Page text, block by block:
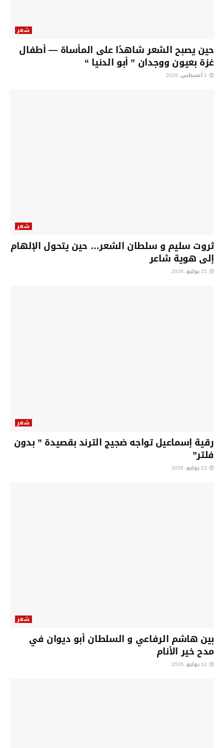
شعر
حين يصبح الشعر شاهدًا على المأساة — أطفال
غزة بعيون ووجدان ” أبو الدنيا “
شعر
ثروت سليم و سلطان الشعر… حين يتحول الإلهام
إلى هوية شاعر
شعر
رقية إسماعيل تواجه ضجيج الترند بقصيدة ” بدون
فلتر”
شعر
بين هاشم الرفاعي و السلطان أبو ديوان في
مدح خير الأنام